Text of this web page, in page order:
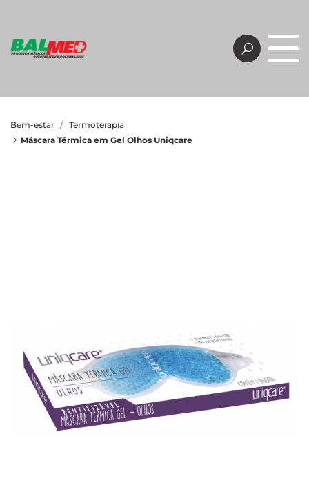
Bem-estar
Termoterapia
Máscara Térmica em Gel Olhos Uniqcare